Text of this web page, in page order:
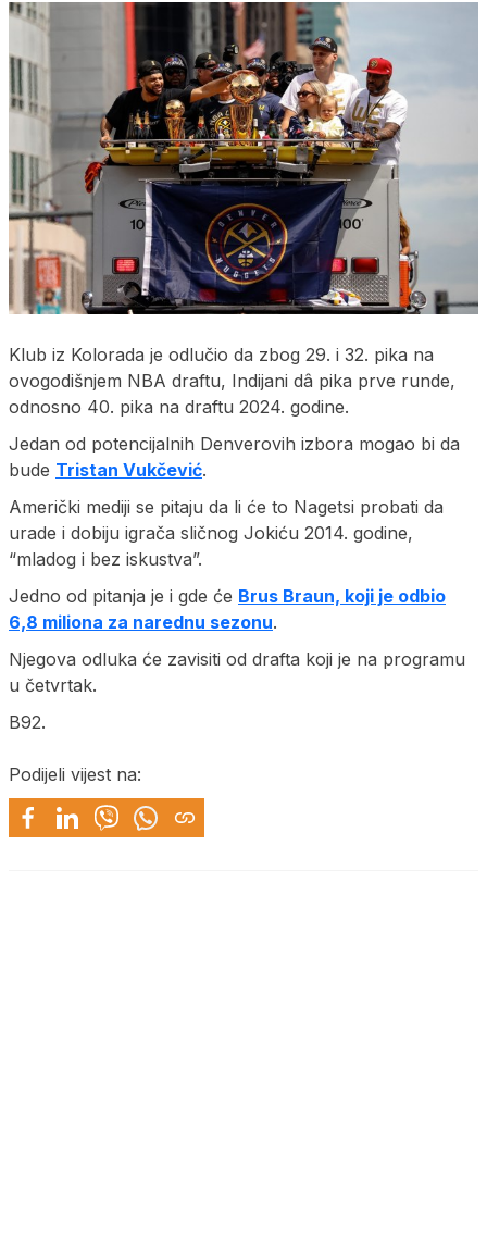
Klub iz Kolorada je odlučio da zbog 29. i 32. pika na
ovogodišnjem NBA draftu, Indijani dâ pika prve runde,
odnosno 40. pika na draftu 2024. godine.
Jedan od potencijalnih Denverovih izbora mogao bi da
bude Tristan Vukčević.
Američki mediji se pitaju da li će to Nagetsi probati da
urade i dobiju igrača sličnog Jokiću 2014. godine,
“mladog i bez iskustva”.
Jedno od pitanja je i gde će Brus Braun, koji je odbio
6,8 miliona za narednu sezonu.
Njegova odluka će zavisiti od drafta koji je na programu
u četvrtak.
B92.
Podijeli vijest na: